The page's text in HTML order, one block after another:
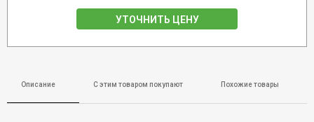
УТОЧНИТЬ ЦЕНУ
Описание С этим товаром покупают Похожие товары